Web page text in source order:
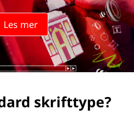
Les mer
skrifttype?